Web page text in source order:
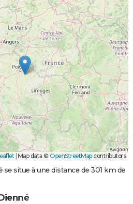
Map data © OpenStreetMapcontributors
situe à une distance de 301 km de